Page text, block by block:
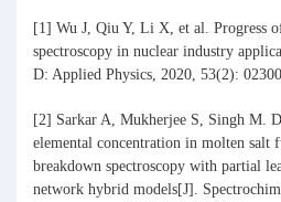
[1] Wu J, Qiu Y, Li X, et al. Progress
spectroscopy in nuclear industry
D: Applied Physics, 2020, 53(2):
[2] Sarkar A, Mukherjee S, Singh M.
elemental concentration in molten salt
breakdown spectroscopy with partial
network hybrid models[J].